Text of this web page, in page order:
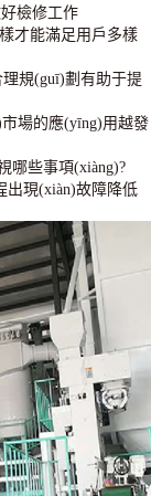
檢修工作
才能滿足用戶多樣
理規(guī)劃有助于提
場的應(yīng)用越發
哪些事項(xiàng)?
出現(xiàn)故障降低